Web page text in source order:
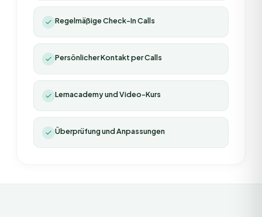
Regelmäßige Check-In Calls
Persönlicher Kontakt per Calls
Lernacademy und Video-Kurs
Überprüfung und Anpassungen